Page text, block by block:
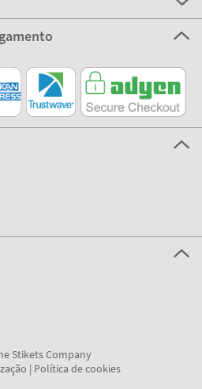
Stikets Company
| Política de cookies